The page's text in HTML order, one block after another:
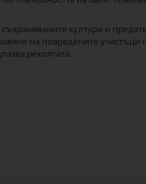
култури и
на повредените участъци
реколтата.